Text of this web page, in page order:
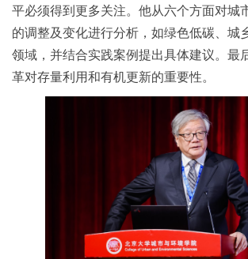
平必须得到更多关注。他从六个方面对城
的调整及变化进行分析，如绿色低碳、城
领域，并结合实践案例提出具体建议。最
革对存量利用和有机更新的重要性。